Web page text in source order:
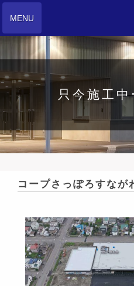
MENU
只今施工中
コープさっぽろすな